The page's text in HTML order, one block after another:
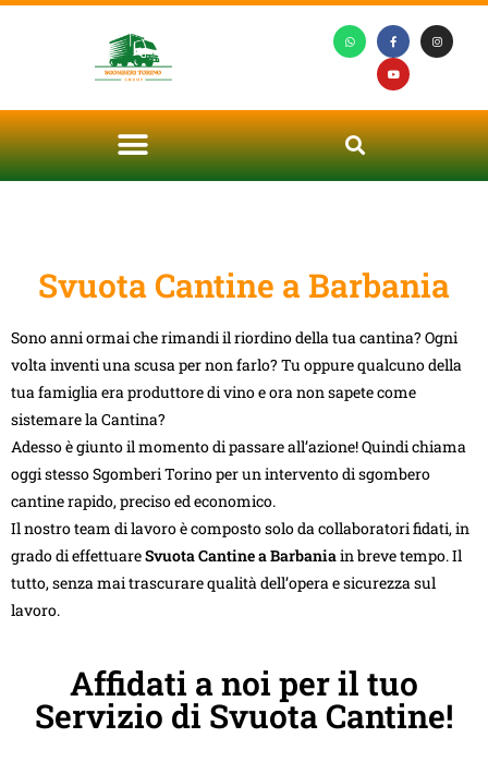
Svuota Cantine a Barbania
Sono anni ormai che rimandi il riordino della tua cantina? Ogni
volta inventi una scusa per non farlo? Tu oppure qualcuno della
tua famiglia era produttore di vino e ora non sapete come
sistemare la Cantina?
Adesso è giunto il momento di passare all’azione! Quindi chiama
oggi stesso Sgomberi Torino per un intervento di sgombero
cantine rapido, preciso ed economico.
Il nostro team di lavoro è composto solo da collaboratori fidati, in
grado di effettuareSvuota Cantine a Barbania in breve tempo. Il
tutto, senza mai trascurare qualità dell’opera e sicurezza sul
lavoro.
Affidati a noi per il tuo
Servizio di Svuota Cantine!